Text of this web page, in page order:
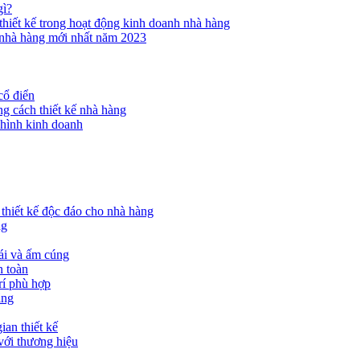
kế trong hoạt động kinh doanh nhà hàng
hàng mới nhất năm 2023
điển
cách thiết kế nhà hàng
kinh doanh
kế độc đáo cho nhà hàng
và ấm cúng
toàn
phù hợp
thiết kế
thương hiệu